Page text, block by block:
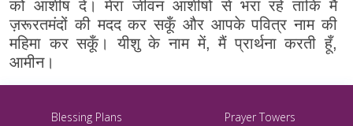
को आशीष दें। मेरा जीवन आशीषों से भरा रहे ताकि मैं
ज़रूरतमंदों की मदद कर सकूँ और आपके पवित्र नाम की
महिमा कर सकूँ। यीशु के नाम में, मैं प्रार्थना करती हूँ,
आमीन।
Blessing Plans Prayer Towers